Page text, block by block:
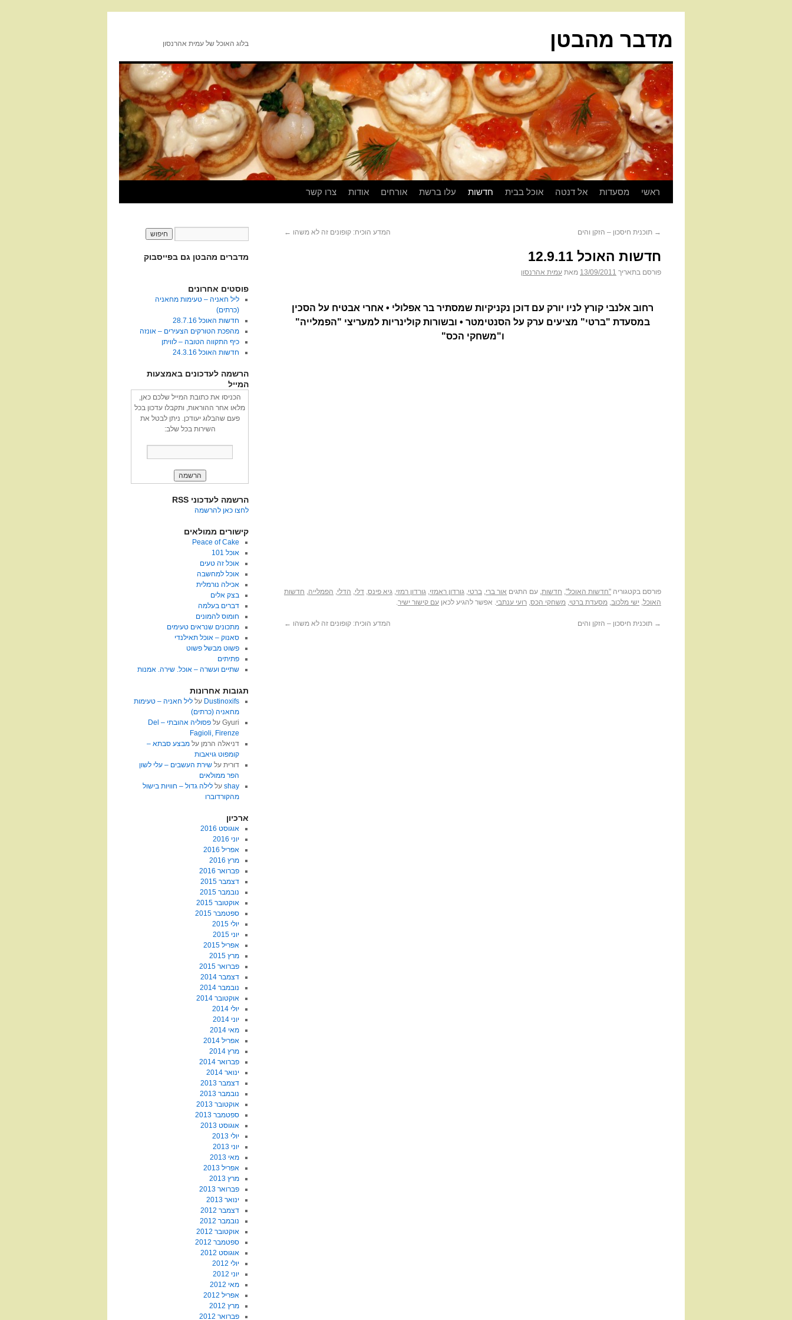
מדבר מהבטן בלוג האוכל של עמית אהרנסון
ראשי מסעדות אל דנטה אוכל בבית חדשות עלו ברשת אורחים אודות צרו קשר
→ תוכנית חיסכון – הזקן והים המדע הוכיח: קופונים זה לא משהו ←
חדשות האוכל 12.9.11
פורסם בתאריך 13/09/2011 מאת עמית אהרנסון
רחוב אלנבי קורץ לניו יורק עם דוכן נקניקיות שמסתיר בר אפלולי • אחרי אבטיח על הסכין
במסעדת "ברטי" מציעים ערק על הסנטימטר • ובשורות קולינריות למעריצי "הפמלייה"
ו"משחקי הכס"
פורסם בקטגוריה "חדשות האוכל", חדשות, עם התגים אור ברי, ברטי, גורדון ראמזי, גורדון רמזי, גיא פינס, דלי, הדלי, הפמלייה, חדשות
האוכל, ישי מלכוב, מסעדת ברטי, משחקי הכס, רועי ענתבי. אפשר להגיע לכאן עם קישור ישיר.
→ תוכנית חיסכון – הזקן והים המדע הוכיח: קופונים זה לא משהו ←
מדברים מהבטן גם בפייסבוק
פוסטים אחרונים
ליל חאניה – טעימות מחאניה
(כרתים)
חדשות האוכל 28.7.16
מהפכת הטורקים הצעירים – אונזה
כיף התקווה הטובה – לוויתן
חדשות האוכל 24.3.16
הרשמה לעדכונים באמצעות
המייל
הכניסו את כתובת המייל שלכם כאן,
מלאו אחר ההוראות, ותקבלו עדכון בכל
פעם שהבלוג יעודכן. ניתן לבטל את
השירות בכל שלב:
הרשמה לעדכוני RSS
לחצו כאן להרשמה
קישורים ממולאים
Peace of Cake
אוכל 101
אוכל זה טעים
אוכל למחשבה
אכילה נורמלית
בצק אלים
דברים בעלמה
חומוס להמונים
מתכונים שנראים טעימים
סאנוק – אוכל תאילנדי
פשוט מבשל פשוט
פתיתים
שתיים ועשרה – אוכל. שירה. אמנות
תגובות אחרונות
Dustinoxifs על ליל חאניה – טעימות
מחאניה (כרתים)
Gyuriעל
פסוליה אהובתי – Del
Fagioli, Firenze
דניאלה הרמן על מבצע סבתא –
קומפוט גויאבות
דוריתעל שירת העשבים – עלי לשון
הפר ממולאים
shayעל לילה גדול – חוויות בישול
מהקורדוברו
ארכיון
אוגוסט 2016
יוני 2016
אפריל 2016
מרץ 2016
פברואר 2016
דצמבר 2015
נובמבר 2015
אוקטובר 2015
ספטמבר 2015
יולי 2015
יוני 2015
אפריל 2015
מרץ 2015
פברואר 2015
דצמבר 2014
נובמבר 2014
אוקטובר 2014
יולי 2014
יוני 2014
מאי 2014
אפריל 2014
מרץ 2014
פברואר 2014
ינואר 2014
דצמבר 2013
נובמבר 2013
אוקטובר 2013
ספטמבר 2013
אוגוסט 2013
יולי 2013
יוני 2013
מאי 2013
אפריל 2013
מרץ 2013
פברואר 2013
ינואר 2013
דצמבר 2012
נובמבר 2012
אוקטובר 2012
ספטמבר 2012
אוגוסט 2012
יולי 2012
יוני 2012
מאי 2012
אפריל 2012
מרץ 2012
פברואר 2012